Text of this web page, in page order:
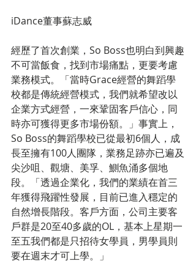
iDance董事蘇志威
經歷了首次創業，So Boss也明白到興趣
不可當飯食，找到市場痛點，更要考慮
業務模式。「當時Grace經營的舞蹈學
校都是傳統經營模式，我們就希望改以
企業方式經營，一來鞏固客戶信心，同
時亦可獲得更多市場份額。」事實上，
So Boss的舞蹈學校已從最初6個人，成
長至擁有100人團隊，業務足跡亦已遍及
尖沙咀、觀塘、美孚、鰂魚涌多個地
段。「透過企業化，我們的業績在首三
年獲得飛躍性發展，目前已進入穩定的
自然增長階段。客戶方面，公司主要客
戶群是20至40多歲的OL，基本上星期一
至五我們都是只招待女學員，男學員則
要在週末才可上學。」